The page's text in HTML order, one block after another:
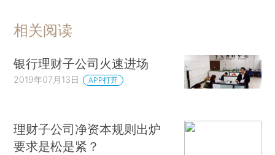
相关阅读
银行理财子公司火速进场
2019年07月13日 APP打开
理财子公司净资本规则出炉
要求是松是紧？